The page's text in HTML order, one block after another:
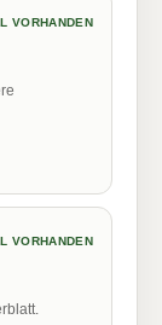
VORHANDEN
VORHANDEN